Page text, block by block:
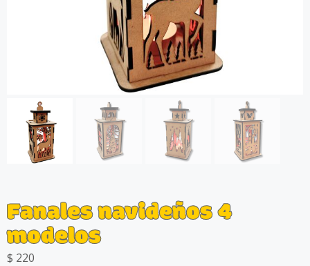
Fanales navideños 4
modelos
$ 220